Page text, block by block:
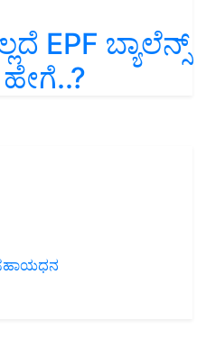
EPF ಬ್ಯಾಲೆನ್ಸ್‌